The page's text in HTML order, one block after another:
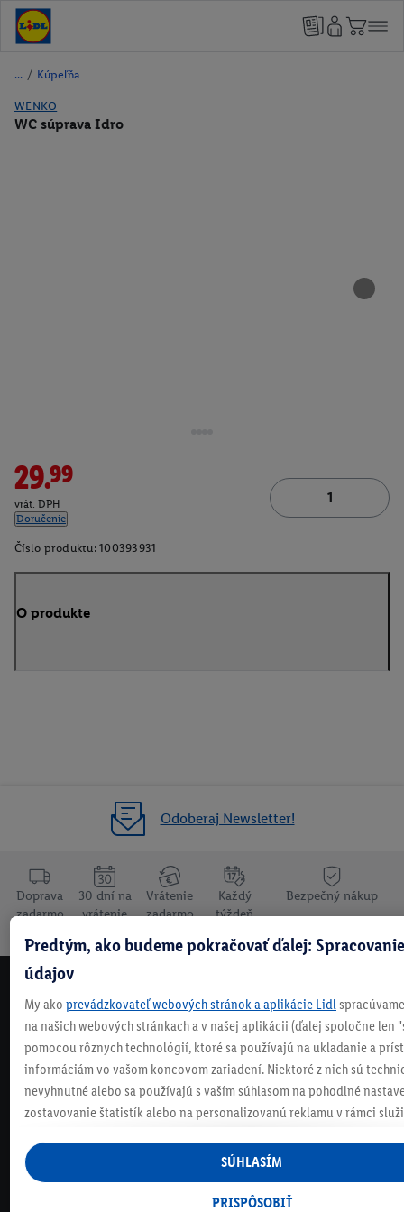
/ Kúpeľňa
WENKO
WC súprava Idro
29.99
vrát. DPH
Doručenie
Číslo produktu: 100393931
O produkte
Odoberaj Newsletter!
Doprava
zadarmo
30 dní na
vrátenie
Vrátenie
zadarmo
Každý
týždeň
Bezpečný nákup
NEWSLETTER
NEZMEŠKAJ NAŠE AKCIE!
ODOBERAJ NÁŠ NEWSLETTER
KONTAKTUJ NÁS
ČASTO KLADENÉ OTÁZKY
Predtým, ako budeme pokračovať ďalej:
údajov
My ako prevádzkovateľ webových stránok a aplikácie Lidl
na našich webových stránkach a v našej aplikácii (ďalej spoločne len
pomocou rôznych technológií, ktoré sa používajú na ukladanie a
informáciám vo vašom koncovom zariadení. Niektoré z nich sú
nevyhnutné alebo sa používajú s vaším súhlasom na pohodlné
zostavovanie štatistík alebo na personalizovanú reklamu v rámci
údaje z vášho nákupného správania v obchode.
Ak tu udelíte svoj súhlas na účely personalizovanej reklamy a
vytvoríte účet Lidl Plus alebo sa prihlásite do svojho existujúceho
PRISPÔSOBIŤ
SÚHLASÍM